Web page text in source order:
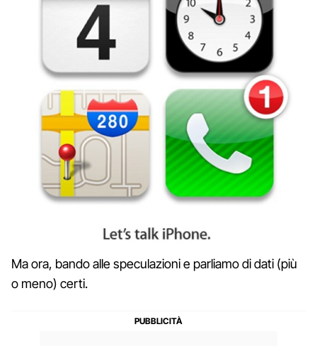
Ma ora, bando alle speculazioni e parliamo di dati (più
o meno) certi.